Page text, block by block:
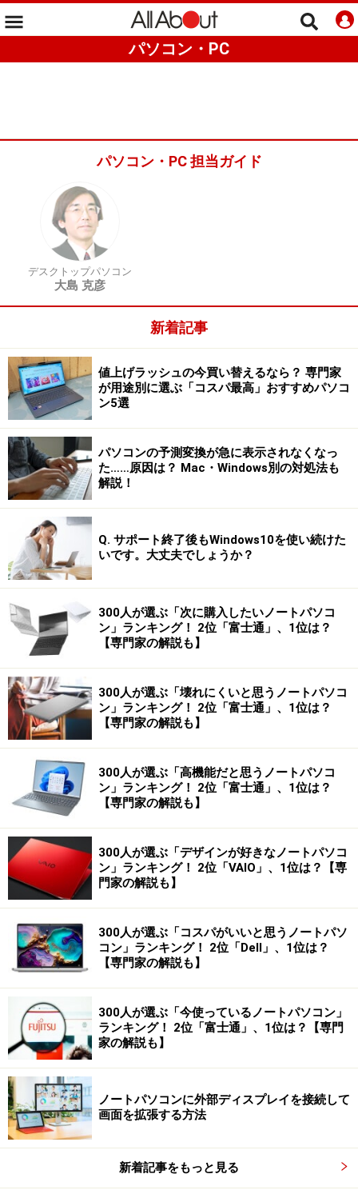
パソコン・PC
パソコン・PC 担当ガイド
デスクトップパソコン
大島 克彦
新着記事
値上げラッシュの今買い替えるなら？ 専門家
が用途別に選ぶ「コスパ最高」おすすめパソコ
ン5選
パソコンの予測変換が急に表示されなくなっ
た……原因は？ Mac・Windows別の対処法も
解説！
Q. サポート終了後もWindows10を使い続けた
いです。大丈夫でしょうか？
300人が選ぶ「次に購入したいノートパソコ
ン」ランキング！ 2位「富士通」、1位は？
【専門家の解説も】
300人が選ぶ「壊れにくいと思うノートパソコ
ン」ランキング！ 2位「富士通」、1位は？
【専門家の解説も】
300人が選ぶ「高機能だと思うノートパソコ
ン」ランキング！ 2位「富士通」、1位は？
【専門家の解説も】
300人が選ぶ「デザインが好きなノートパソコ
ン」ランキング！ 2位「VAIO」、1位は？【専
門家の解説も】
300人が選ぶ「コスパがいいと思うノートパソ
コン」ランキング！ 2位「Dell」、1位は？
【専門家の解説も】
300人が選ぶ「今使っているノートパソコン」
ランキング！ 2位「富士通」、1位は？【専門
家の解説も】
ノートパソコンに外部ディスプレイを接続して
画面を拡張する方法
新着記事をもっと見る